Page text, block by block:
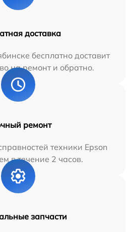
доставка
бесплатно доставит
на ремонт и обратно.
ремонт
техники Epson
в течение 2 часов.
запчасти